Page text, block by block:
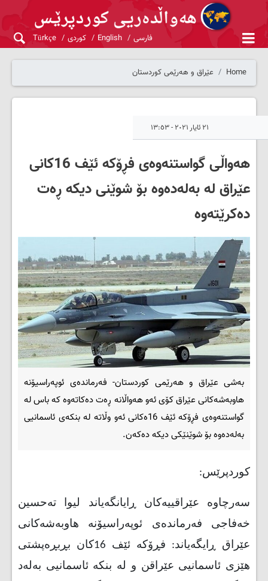
فارسی English کوردی Türkçe
Home عێراق و هەرێمی کوردستان
٢١ ئایار ٢٠٢١ - ١٣:٥٣
هەواڵی گواستنەوەی فڕۆکە ئێف 16کانی
عێراق لە بەلەدەوە بۆ شوێنی دیکە ڕەت
دەکرێتەوە
بەشی عێراق و هەرێمی کوردستان- فەرماندەی ئوپەراسیۆنە
هاوبەشەکانی عێراق کۆی ئەو هەواڵانە ڕەت دەکاتەوە کە باس لە
گواستنەوەی فڕۆکە ئێف 16ەکانی ئەو وڵاتە لە بنکەی ئاسمانیی
بەلەدەوە بۆ شوێنێکی دیکە دەکەن.
کوردپرێس:
سەرچاوە عێراقییەکان ڕایانگەیاند لیوا تەحسین
خەفاجی فەرماندەی ئوپەراسیۆنە هاوبەشەکانی
عێراق ڕایگەیاند: فڕۆکە ئێف 16کان بڕبڕەپشتی
هێزی ئاسمانیی عێراقن و لە بنکە ئاسمانیی بەلەد